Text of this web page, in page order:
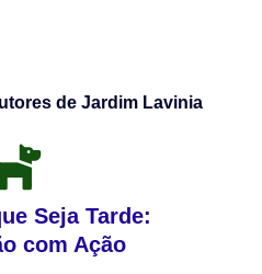
de Jardim Lavinia
Seja Tarde:
com Ação